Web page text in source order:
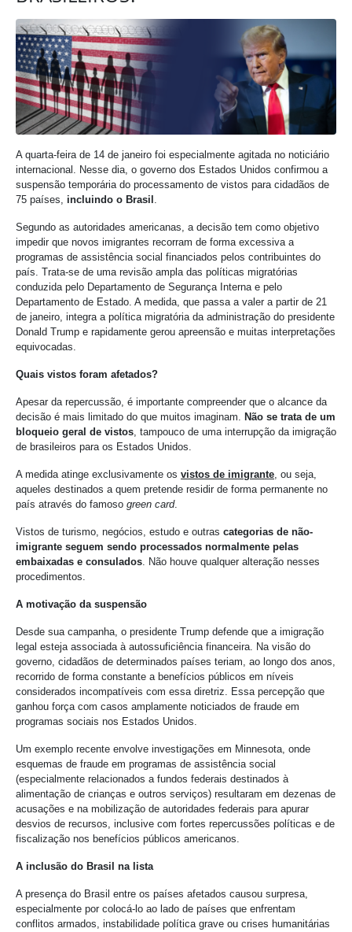
A quarta-feira de 14 de janeiro foi especialmente agitada no noticiário
internacional. Nesse dia, o governo dos Estados Unidos confirmou a
suspensão temporária do processamento de vistos para cidadãos de
75 países, incluindo o Brasil .
Segundo as autoridades americanas, a decisão tem como objetivo
impedir que novos imigrantes recorram de forma excessiva a
programas de assistência social financiados pelos contribuintes do
país. Trata-se de uma revisão ampla das políticas migratórias
conduzida pelo Departamento de Segurança Interna e pelo
Departamento de Estado. A medida, que passa a valer a partir de 21
de janeiro, integra a política migratória da administração do presidente
Donald Trump e rapidamente gerou apreensão e muitas interpretações
equivocadas.
Quais vistos foram afetados?
Apesar da repercussão, é importante compreender que o alcance da
decisão é mais limitado do que muitos imaginam. Não se trata de um
bloqueio geral de vistos, tampouco de uma interrupção da imigração
de brasileiros para os Estados Unidos.
A medida atinge exclusivamente os vistos de imigrante, ou seja,
aqueles destinados a quem pretende residir de forma permanente no
país através do famoso green card.
Vistos de turismo, negócios, estudo e outras categorias de não-
imigrante seguem sendo processados normalmente pelas
embaixadas e consulados. Não houve qualquer alteração nesses
procedimentos.
A motivação da suspensão
Desde sua campanha, o presidente Trump defende que a imigração
legal esteja associada à autossuficiência financeira. Na visão do
governo, cidadãos de determinados países teriam, ao longo dos anos,
recorrido de forma constante a benefícios públicos em níveis
considerados incompatíveis com essa diretriz. Essa percepção que
ganhou força com casos amplamente noticiados de fraude em
programas sociais nos Estados Unidos.
Um exemplo recente envolve investigações em Minnesota, onde
esquemas de fraude em programas de assistência social
(especialmente relacionados a fundos federais destinados à
alimentação de crianças e outros serviços) resultaram em dezenas de
acusações e na mobilização de autoridades federais para apurar
desvios de recursos, inclusive com fortes repercussões políticas e de
fiscalização nos benefícios públicos americanos.
A inclusão do Brasil na lista
A presença do Brasil entre os países afetados causou surpresa,
especialmente por colocá-lo ao lado de países que enfrentam
conflitos armados, instabilidade política grave ou crises humanitárias